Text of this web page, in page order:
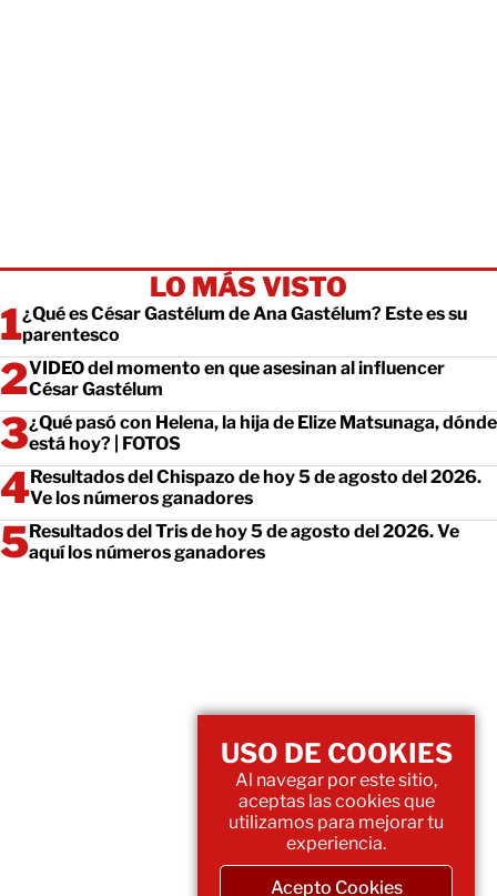
LO MÁS VISTO
¿Qué es César Gastélum de Ana Gastélum? Este es su
parentesco
VIDEO del momento en que asesinan al influencer
César Gastélum
¿Qué pasó con Helena, la hija de Elize Matsunaga, dónde
está hoy? | FOTOS
Resultados del Chispazo de hoy 5 de agosto del 2026.
Ve los números ganadores
Resultados del Tris de hoy 5 de agosto del 2026. Ve
aquí los números ganadores
USO DE COOKIES
Al navegar por este sitio,
aceptas las cookies que
utilizamos para mejorar tu
experiencia.
Acepto Cookies